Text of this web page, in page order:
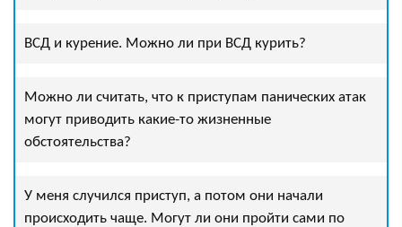
ВСД и курение. Можно ли при ВСД курить?
Можно ли считать, что к приступам панических атак
могут приводить какие-то жизненные
обстоятельства?
У меня случился приступ, а потом они начали
происходить чаще. Могут ли они пройти сами по